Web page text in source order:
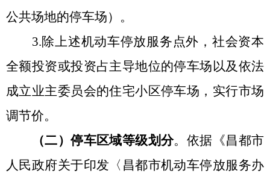
公共场地的停车场）。
3.除上述机动车停放服务点外，社会资本
全额投资或投资占主导地位的停车场以及依法
成立业主委员会的住宅小区停车场， 实行市场
调节价。
（二）停车区域等级划分。 依据《昌都市
人民政府关于印发〈昌都市机动车停放服务办